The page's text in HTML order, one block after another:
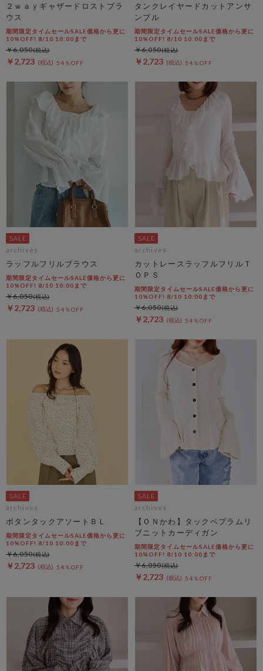
２ｗａｙギャザードロストブラ
ウス
期間限定タイムセールSALE価格から更に
10%OFF! 8/10 10:00まで
￥2,723 54％OFF
￥6,050
タンクレイヤードカットアンサ
ンブル
期間限定タイムセールSALE価格から更に
10%OFF! 8/10 10:00まで
￥2,723 54％OFF
￥6,050
archives
ラッフルフリルブラウス
期間限定タイムセールSALE価格から更に
10%OFF! 8/10 10:00まで
￥2,723 54％OFF
￥6,050
archives
カットレースラッフルフリルＴ
ＯＰＳ
期間限定タイムセールSALE価格から更に
10%OFF! 8/10 10:00まで
￥2,723 54％OFF
￥6,050
archives
ボタンタックアソートＢＬ
期間限定タイムセールSALE価格から更に
10%OFF! 8/10 10:00まで
￥2,723 54％OFF
￥6,050
archives
【ＯＮかわ】タックペプラムリ
ブニットカーディガン
期間限定タイムセールSALE価格から更に
10%OFF! 8/10 10:00まで
￥2,723 54％OFF
￥6,050